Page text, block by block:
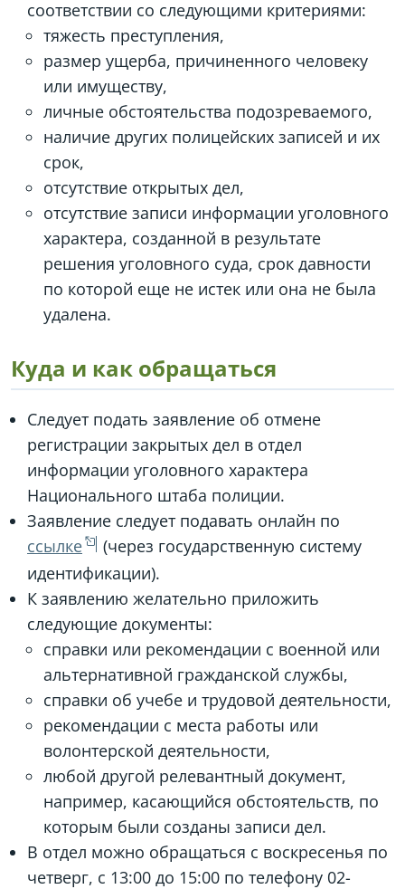
соответствии со следующими критериями:
тяжесть преступления,
размер ущерба, причиненного человеку
или имуществу,
личные обстоятельства подозреваемого,
наличие других полицейских записей и их
срок,
отсутствие открытых дел,
отсутствие записи информации уголовного
характера, созданной в результате
решения уголовного суда, срок давности
по которой еще не истек или она не была
удалена.
Куда и как обращаться
Следует подать заявление об отмене
регистрации закрытых дел в отдел
информации уголовного характера
Национального штаба полиции.
Заявление следует подавать онлайн по
ссылке
(через государственную систему
идентификации).
К заявлению желательно приложить
следующие документы:
справки или рекомендации с военной или
альтернативной гражданской службы,
справки об учебе и трудовой деятельности,
рекомендации с места работы или
волонтерской деятельности,
любой другой релевантный документ,
например, касающийся обстоятельств, по
которым были созданы записи дел.
В отдел можно обращаться с воскресенья по
четверг, с 13:00 до 15:00 по телефону 02-